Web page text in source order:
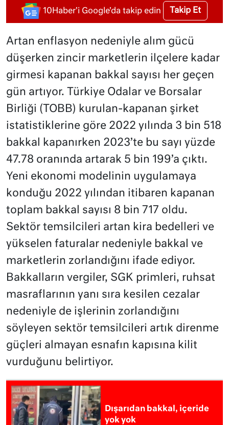
10Haber'i Google'da takip edin Takip Et
Artan enflasyon nedeniyle alım gücü
düşerken zincir marketlerin ilçelere kadar
girmesi kapanan bakkal sayısı her geçen
gün artıyor. Türkiye Odalar ve Borsalar
Birliği (TOBB) kurulan-kapanan şirket
istatistiklerine göre 2022 yılında 3 bin 518
bakkal kapanırken 2023’te bu sayı yüzde
47.78 oranında artarak 5 bin 199’a çıktı.
Yeni ekonomi modelinin uygulamaya
konduğu 2022 yılından itibaren kapanan
toplam bakkal sayısı 8 bin 717 oldu.
Sektör temsilcileri artan kira bedelleri ve
yükselen faturalar nedeniyle bakkal ve
marketlerin zorlandığını ifade ediyor.
Bakkalların vergiler, SGK primleri, ruhsat
masraflarının yanı sıra kesilen cezalar
nedeniyle de işlerinin zorlandığını
söyleyen sektör temsilcileri artık direnme
güçleri almayan esnafın kapısına kilit
vurduğunu belirtiyor.
Dışarıdan bakkal, içeride
yok yok